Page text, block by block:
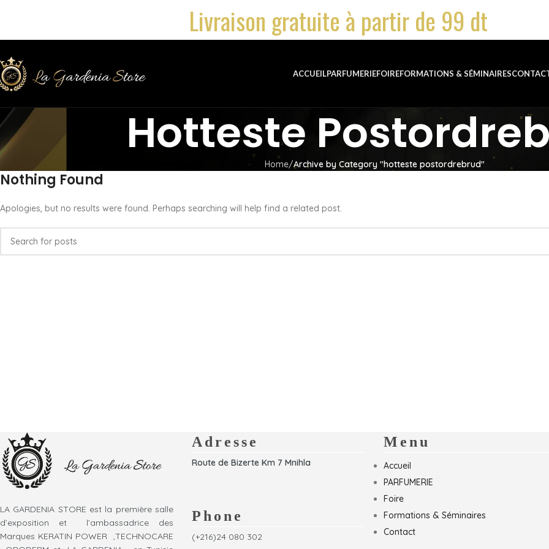
Livraison gratuite à partir de 99 dt
ACCUEILPARFUMERIEFOIREFORMATIONS & SÉMINAIRES
Hotteste
Home Archive by Category "hotteste postordrebrud"
Nothing Found
Apologies, but no results were found. Perhaps searching will help find a related post.
LA GARDENIA STORE est la première salle
d’exposition et l’ambassadrice des
Marques KERATIN POWER ,TECHNOCARE
Adresse
Route de Bizerte Km 7 Mnihla
Phone
(+216)24 080 302
Menu
Accueil
PARFUMERIE
Foire
Formations & Séminaires
Contact